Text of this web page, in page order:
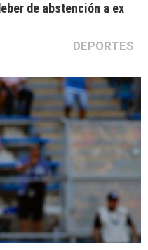
de abstención a ex
DEPORTES